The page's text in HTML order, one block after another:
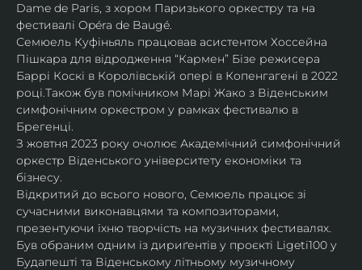
Dame de Paris, з хором Паризького оркестру та на
фестивалі Opéra de Baugé.
Семюель Куфіньяль працював асистентом Хоссейна
Пішкара для відродження “Кармен” Бізе режисера
Баррі Коскі в Королівській опері в Копенгагені в 2022
році.Також був помічником Марі Жако з Віденським
симфонічним оркестром у рамках фестивалю в
Брегенці.
З жовтня 2023 року очолює Академічний симфонічний
оркестр Віденського університету економіки та
бізнесу.
Відкритий до всього нового, Семюель працює зі
сучасними виконавцями та композиторами,
презентуючи їхню творчість на музичних фестивалях.
Був обраним одним із дириґентів у проєкті Ligeti100 у
Будапешті та Віденському літньому музичному